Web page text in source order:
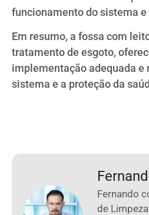
funcionamento do sistema
Em resumo, a fossa com
tratamento de esgoto,
implementação adequada e
sistema e a proteção da
Fernando
de